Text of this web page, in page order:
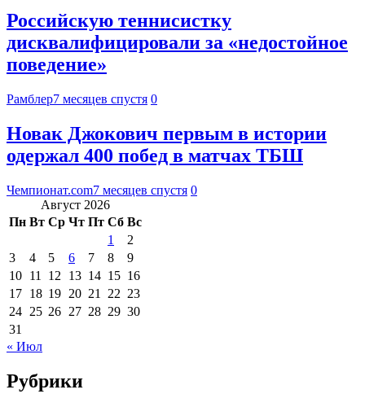
Российскую теннисистку
дисквалифицировали за «недостойное
поведение»
Рамблер7 месяцев спустя 0
Новак Джокович первым в истории
одержал 400 побед в матчах ТБШ
Чемпионат.com7 месяцев спустя 0
Август 2026
Пн Вт Ср Чт Пт Сб Вс
1
2
3
4 5 6 7 8
9
10 11 12 13 14 15 16
17 18 19 20 21 22 23
24 25 26 27 28 29 30
31
« Июл
Рубрики